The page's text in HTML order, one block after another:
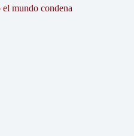
mundo condena